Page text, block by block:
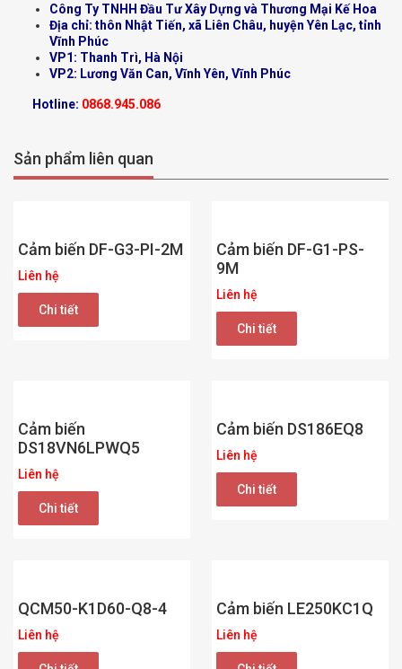
Công Ty TNHH Đầu Tư Xây Dựng và Thương Mại Kế Hoa
Địa chỉ: thôn Nhật Tiến, xã Liên Châu, huyện Yên Lạc, tỉnh
Vĩnh Phúc
VP1: Thanh Trì, Hà Nội
VP2: Lương Văn Can, Vĩnh Yên, Vĩnh Phúc
Hotline: 0868.945.086
Sản phẩm liên quan
Cảm biến DF-G3-PI-2M
Liên hệ
Chi tiết
Cảm biến DF-G1-PS-
9M
Liên hệ
Chi tiết
Cảm biến
DS18VN6LPWQ5
Liên hệ
Chi tiết
Cảm biến DS186EQ8
Liên hệ
Chi tiết
QCM50-K1D60-Q8-4
Liên hệ
Cảm biến LE250KC1Q
Liên hệ